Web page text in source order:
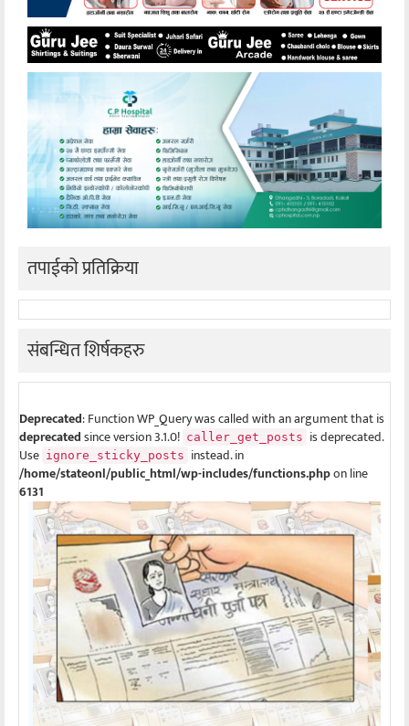
तपाईको प्रतिक्रिया
संबन्धित शिर्षकहरु
Deprecated: Function WP_Query was called with an argument that is
deprecatedsince version 3.1.0! caller_get_posts is deprecated.
Use ignore_sticky_posts instead. in
/home/stateonl/public_html/wp-includes/functions.phpon line
6131